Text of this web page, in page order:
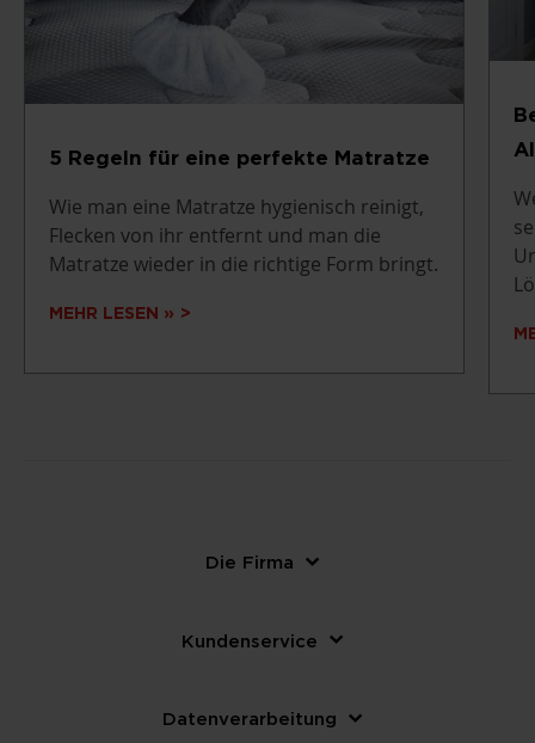
5 Regeln für eine perfekte Matratze
Wie man eine Matratze hygienisch reinigt,
Flecken von ihr entfernt und man die
Matratze wieder in die richtige Form bringt.
MEHR LESEN »
Die Firma
Kundenservice
Datenverarbeitung